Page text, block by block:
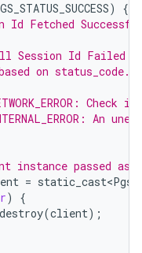
)
{
Id Fetched
Session Id Failed
on status_code.
An
instance passed as
=
)
{
(client);